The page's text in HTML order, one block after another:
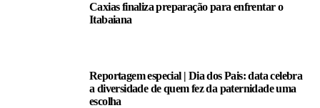
Caxias finaliza preparação para enfrentar o
Itabaiana
Reportagem especial | Dia dos Pais: data celebra
a diversidade de quem fez da paternidade uma
escolha